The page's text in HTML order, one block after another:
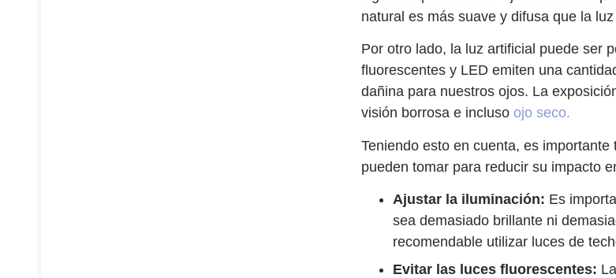
natural es más suave y difusa que la
Por otro lado, la luz artificial puede ser
fluorescentes y LED emiten una
dañina para nuestros ojos. La
visión borrosa e incluso ojo seco.
Teniendo esto en cuenta, es
pueden tomar para reducir su impacto
Ajustar la iluminación: Es
sea demasiado brillante ni
recomendable utilizar luces de
Evitar las luces fluorescentes: